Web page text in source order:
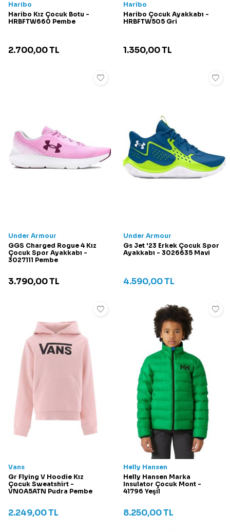
Haribo
Haribo Kız Çocuk Botu -
HRBFTW660 Pembe
2.700,00TL
Haribo
Haribo Çocuk Ayakkabı -
HRBFTW505 Gri
1.350,00TL
Under Armour
GGS Charged Rogue 4 Kız
Çocuk Spor Ayakkabı -
3027111 Pembe
3.790,00TL
Under Armour
Gs Jet '23 Erkek Çocuk Spor
Ayakkabı - 3026635 Mavi
4.590,00TL
Vans
Gr Flying V Hoodie Kız
Çocuk Sweatshirt -
VN0A5ATN Pudra Pembe
2.249,00TL
Helly Hansen
Helly Hansen Marka
Insulator Çocuk Mont -
41796 Yeşil
8.250,00TL